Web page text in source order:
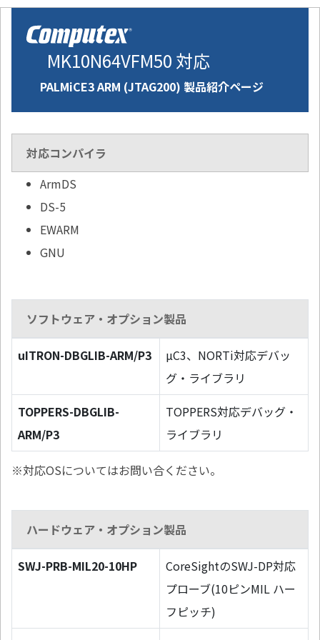
MK10N64VFM50 対応
PALMiCE3 ARM (JTAG200) 製品紹介ページ
対応コンパイラ
ArmDS
DS-5
EWARM
GNU
ソフトウェア・オプション製品
uITRON-DBGLIB-ARM/P3
µC3、NORTi対応デバッ
グ・ライブラリ
TOPPERS-DBGLIB-
ARM/P3
TOPPERS対応デバッグ・
ライブラリ
※対応OSについてはお問い合ください。
ハードウェア・オプション製品
SWJ-PRB-MIL20-10HP
CoreSightのSWJ-DP対応
プローブ(10ピンMIL ハー
フピッチ)